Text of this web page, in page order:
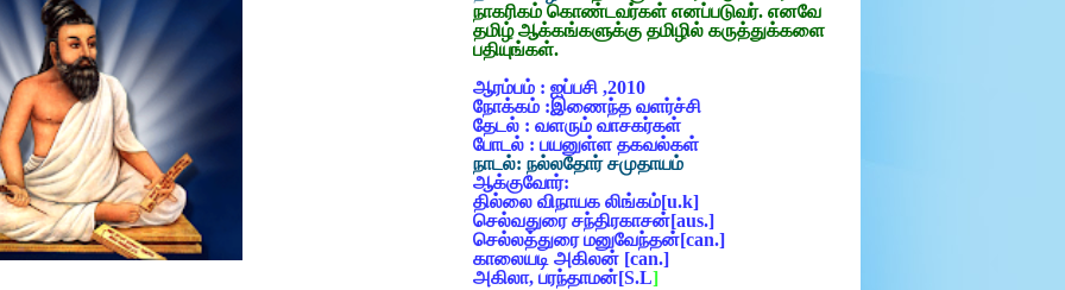
நாகரிகம் கொண்டவர்கள் எனப்படுவர். எனவே
தமிழ் ஆக்கங்களுக்கு தமிழில் கருத்துக்களை
பதியுங்கள்.
ஆரம்பம் : ஐப்பசி ,2010
நோக்கம் :இணைந்த வளர்ச்சி
தேடல் : வளரும் வாசகர்கள்
போடல் : பயனுள்ள தகவல்கள்
நாடல்: நல்லதோர் சமுதாயம்
ஆக்குவோர்:
தில்லை விநாயக லிங்கம்[u.k]
செல்வதுரை சந்திரகாசன்[aus.]
செல்லத்துரை மனுவேந்தன்[can.]
காலையடி அகிலன் [can.]
அகிலா, பரந்தாமன்[S.L]